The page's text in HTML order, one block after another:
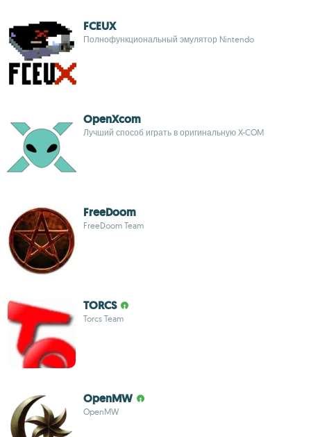
FCEUX
Полнофункциональный эмулятор Nintendo
OpenXcom
Лучший способ играть в оригинальную X-COM
FreeDoom
FreeDoom Team
TORCS
Torcs Team
OpenMW
OpenMW